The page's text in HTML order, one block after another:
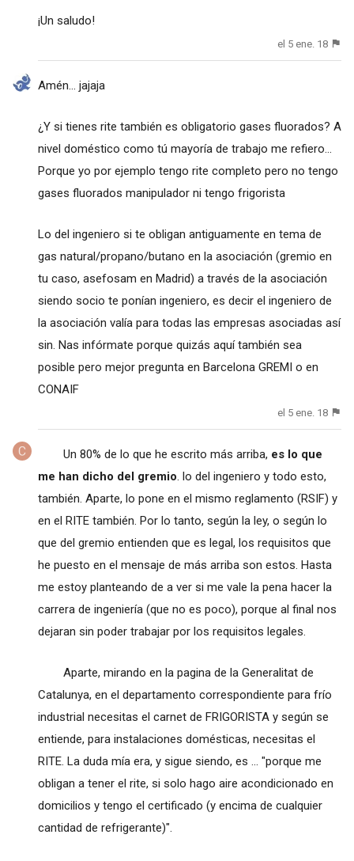
¡Un saludo!
el 5 ene. 18
Amén... jajaja
¿Y si tienes rite también es obligatorio gases fluorados? A
nivel doméstico como tú mayoría de trabajo me refiero...
Porque yo por ejemplo tengo rite completo pero no tengo
gases fluorados manipulador ni tengo frigorista
Lo del ingeniero si te obligan antiguamente en tema de
gas natural/propano/butano en la asociación (gremio en
tu caso, asefosam en Madrid) a través de la asociación
siendo socio te ponían ingeniero, es decir el ingeniero de
la asociación valía para todas las empresas asociadas así
sin. Nas infórmate porque quizás aquí también sea
posible pero mejor pregunta en Barcelona GREMI o en
CONAIF
el 5 ene. 18
Un 80% de lo que he escrito más arriba, es lo que
me han dicho del gremio. lo del ingeniero y todo esto,
también. Aparte, lo pone en el mismo reglamento (RSIF) y
en el RITE también. Por lo tanto, según la ley, o según lo
que del gremio entienden que es legal, los requisitos que
he puesto en el mensaje de más arriba son estos. Hasta
me estoy planteando de a ver si me vale la pena hacer la
carrera de ingeniería (que no es poco), porque al final nos
dejaran sin poder trabajar por los requisitos legales.
Aparte, mirando en la pagina de la Generalitat de
Catalunya, en el departamento correspondiente para frío
industrial necesitas el carnet de FRIGORISTA y según se
entiende, para instalaciones domésticas, necesitas el
RITE. La duda mía era, y sigue siendo, es ... "porque me
obligan a tener el rite, si solo hago aire acondicionado en
domicilios y tengo el certificado (y encima de cualquier
cantidad de refrigerante)".